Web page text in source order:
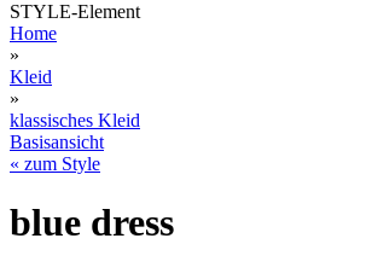
STYLE-Element
Home
»
Kleid
»
klassisches Kleid
Basisansicht
« zum Style
blue dress